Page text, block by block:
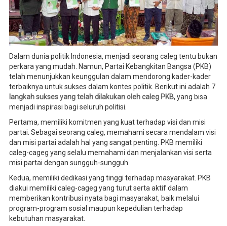
Dalam dunia politik Indonesia, menjadi seorang caleg tentu bukan
perkara yang mudah. Namun, Partai Kebangkitan Bangsa (PKB)
telah menunjukkan keunggulan dalam mendorong kader-kader
terbaiknya untuk sukses dalam kontes politik. Berikut ini adalah 7
langkah sukses yang telah dilakukan oleh caleg PKB, yang bisa
menjadi inspirasi bagi seluruh politisi.
Pertama, memiliki komitmen yang kuat terhadap visi dan misi
partai. Sebagai seorang caleg, memahami secara mendalam visi
dan misi partai adalah hal yang sangat penting. PKB memiliki
caleg-cageg yang selalu memahami dan menjalankan visi serta
misi partai dengan sungguh-sungguh.
Kedua, memiliki dedikasi yang tinggi terhadap masyarakat. PKB
diakui memiliki caleg-cageg yang turut serta aktif dalam
memberikan kontribusi nyata bagi masyarakat, baik melalui
program-program sosial maupun kepedulian terhadap
kebutuhan masyarakat.